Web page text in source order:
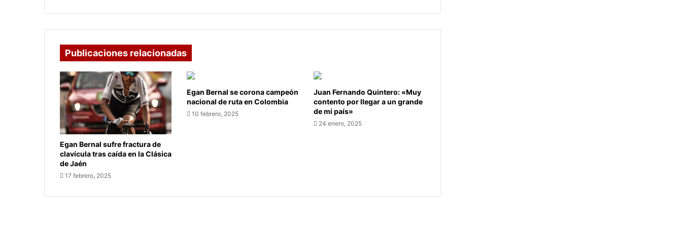
Publicaciones relacionadas
Egan Bernal sufre fractura de
clavícula tras caída en la Clásica
de Jaén
17 febrero, 2025
Egan Bernal se corona campeón
nacional de ruta en Colombia
10 febrero, 2025
Juan Fernando Quintero: «Muy
contento por llegar a un grande
de mi país»
24 enero, 2025